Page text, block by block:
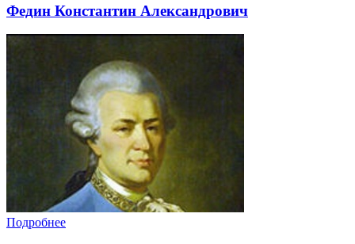
Федин Константин Александрович
Подробнее